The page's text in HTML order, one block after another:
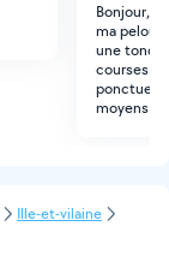
Bonjour,
ma
une
courses et
ponctuels
moyens.
Ille-et-vilaine